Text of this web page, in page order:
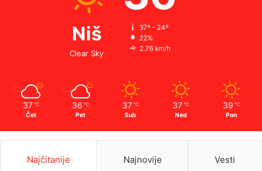
Niš
Clear Sky
37º - 24º
22%
2.76 km/h
37 ℃
Čet
36 ℃
Pet
37 ℃
Sub
37 ℃
Ned
39 ℃
Pon
Najčitanije Najnovije Vesti